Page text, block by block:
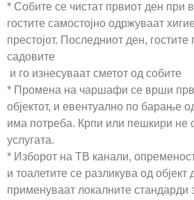
* Собите се чистат првиот ден при
гостите самостојно одржуваат
престојот. Последниот ден, гостите
садовите
и го изнесуваат сметот од собите
* Промена на чаршафи се врши
објектот, и евентуално по барање
има потреба. Крпи или пешкири не
услугата.
* Изборот на ТВ канали,
и тоалетите се разликува од објект
применуваат локалните стандарди